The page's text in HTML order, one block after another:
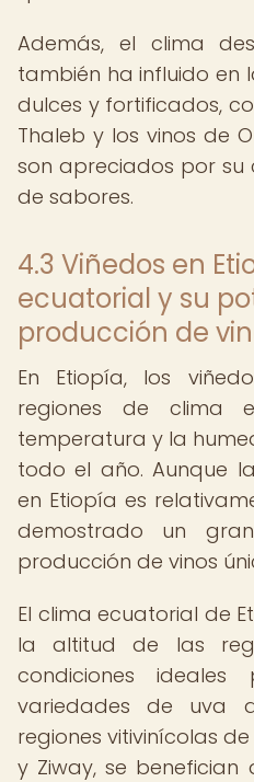
Además, el clima
también ha influido en
dulces y fortificados,
Thaleb y los vinos de
son apreciados por su
de sabores.
4.3 Viñedos en
ecuatorial y su
producción de
En Etiopía, los
regiones de clima
temperatura y la
todo el año. Aunque
en Etiopía es
demostrado un
producción de vinos
El clima ecuatorial de
la altitud de las
condiciones
variedades de uva
regiones vitivinícolas
y Ziway, se